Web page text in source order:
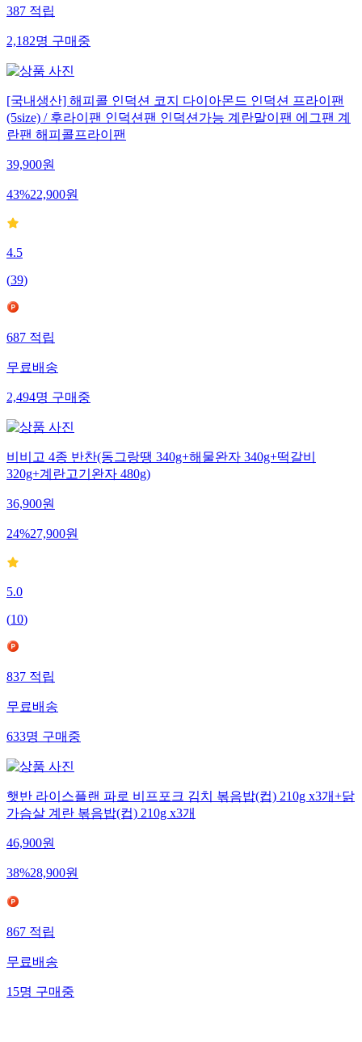
387적립
2,182명구매중
[국내생산] 해피콜 인덕션 코지 다이아몬드 인덕션 프라이팬
(5size) / 후라이팬 인덕션팬 인덕션가능 계란말이팬 에그팬 계
란팬 해피콜프라이팬
39,900원
43%22,900원
4.5
(39)
687적립
무료배송
2,494명구매중
비비고 4종 반찬(동그랑땡 340g+해물완자 340g+떡갈비
320g+계란고기완자 480g)
36,900원
24%27,900원
5.0
(10)
837적립
무료배송
633명구매중
햇반 라이스플랜 파로 비프포크 김치 볶음밥(컵) 210g x3개+닭
가슴살 계란 볶음밥(컵) 210g x3개
46,900원
38%28,900원
867적립
무료배송
15명구매중